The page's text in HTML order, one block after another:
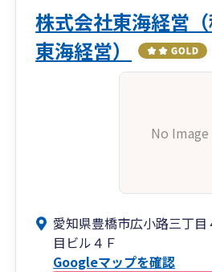
株式会社東海経営
東海経営）
No Image
愛知県豊橋市広小路三丁
目ビル４Ｆ
Googleマップを確認